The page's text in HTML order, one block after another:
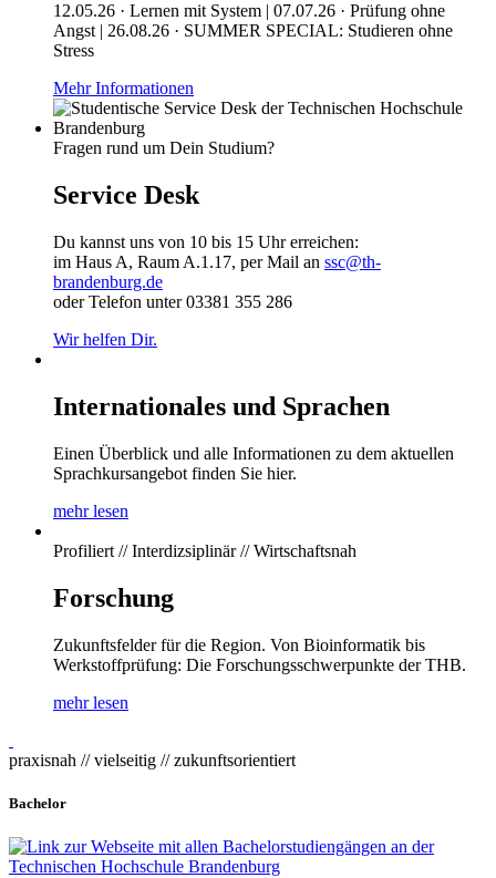
12.05.26 · Lernen mit System | 07.07.26 · Prüfung ohne
Angst | 26.08.26 · SUMMER SPECIAL: Studieren ohne
Stress
Mehr Informationen
Fragen rund um Dein Studium?
Service Desk
Du kannst uns von 10 bis 15 Uhr erreichen:
im Haus A, Raum A.1.17, per Mail an ssc@th-
brandenburg.de
oder Telefon unter 03381 355 286
Wir helfen Dir.
Internationales und Sprachen
Einen Überblick und alle Informationen zu dem aktuellen
Sprachkursangebot finden Sie hier.
mehr lesen
Profiliert // Interdizsiplinär // Wirtschaftsnah
Forschung
Zukunftsfelder für die Region. Von Bioinformatik bis
Werkstoffprüfung: Die Forschungsschwerpunkte der THB.
mehr lesen
praxisnah // vielseitig // zukunftsorientiert
Bachelor